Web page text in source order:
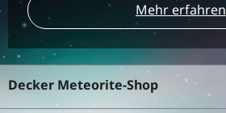
Mehr erfahren
Decker Meteorite-Shop